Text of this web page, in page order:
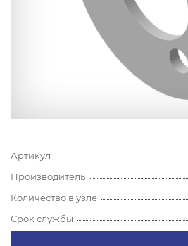
Артикул
Производитель
Количество в узле
Срок службы